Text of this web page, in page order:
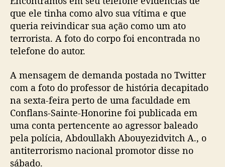
que ele tinha como alvo sua vítima e que
queria reivindicar sua ação como um ato
terrorista. A foto do corpo foi encontrada no
telefone do autor.
A mensagem de demanda postada no Twitter
com a foto do professor de história decapitado
na sexta-feira perto de uma faculdade em
Conflans-Sainte-Honorine foi publicada em
uma conta pertencente ao agressor baleado
pela polícia, Abdoullakh Abouyezidvitch A., o
antiterrorismo nacional promotor disse no
sábado.